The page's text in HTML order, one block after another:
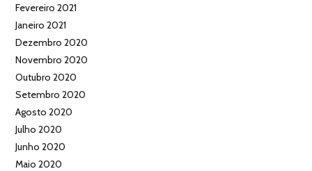
Fevereiro 2021
Janeiro 2021
Dezembro 2020
Novembro 2020
Outubro 2020
Setembro 2020
Agosto 2020
Julho 2020
Junho 2020
Maio 2020